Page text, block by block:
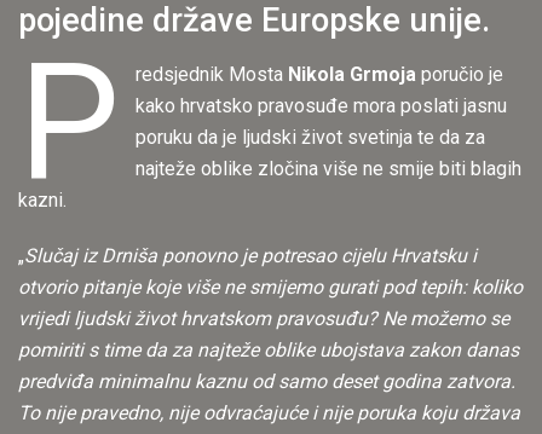
pojedine države Europske unije.
P redsjednik Mosta Nikola Grmoja poručio je
kako hrvatsko pravosuđe mora poslati jasnu
poruku da je ljudski život svetinja te da za
najteže oblike zločina više ne smije biti blagih
kazni.
„Slučaj iz Drniša ponovno je potresao cijelu Hrvatsku i
otvorio pitanje koje više ne smijemo gurati pod tepih: koliko
vrijedi ljudski život hrvatskom pravosuđu? Ne možemo se
pomiriti s time da za najteže oblike ubojstava zakon danas
predviđa minimalnu kaznu od samo deset godina zatvora.
To nije pravedno, nije odvraćajuće i nije poruka koju država